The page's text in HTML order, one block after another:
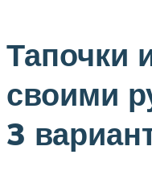
Тапочки
своими
3